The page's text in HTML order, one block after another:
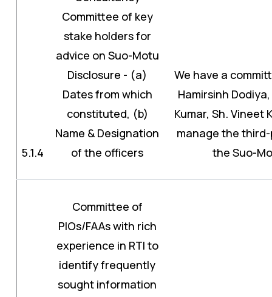
5.1.4
Committee of key
stake holders for
advice on Suo-Motu
Disclosure - (a)
Dates from which
constituted, (b)
Name & Designation
of the officers
We have a
Hamirsinh
Kumar, Sh. Vineet
manage the
the Suo-
Committee of
PIOs/FAAs with rich
experience in RTI to
identify frequently
sought information